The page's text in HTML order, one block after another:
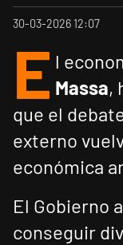
30-03-2026 12:07
E l
Massa,
que el
externo
económica
El Gobierno
conseguir